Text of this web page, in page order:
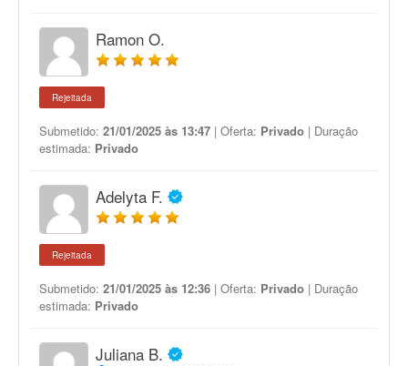
Ramon O.
Rejeitada
Submetido: 21/01/2025 às 13:47 | Oferta: Privado | Duração
estimada: Privado
Adelyta F.
Rejeitada
Submetido: 21/01/2025 às 12:36 | Oferta: Privado | Duração
estimada: Privado
Juliana B.